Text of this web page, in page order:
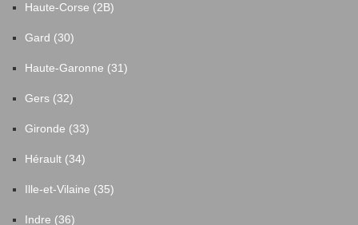
Haute-Corse (2B)
Gard (30)
Haute-Garonne (31)
Gers (32)
Gironde (33)
Hérault (34)
Ille-et-Vilaine (35)
Indre (36)